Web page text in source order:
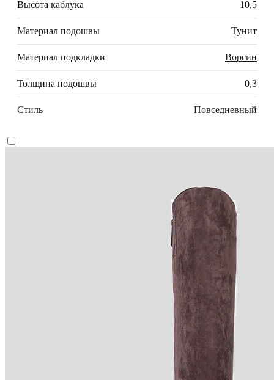
Высота каблука 10,5
Материал подошвы Тунит
Материал подкладки Ворсин
Толщина подошвы 0,3
Стиль Повседневный